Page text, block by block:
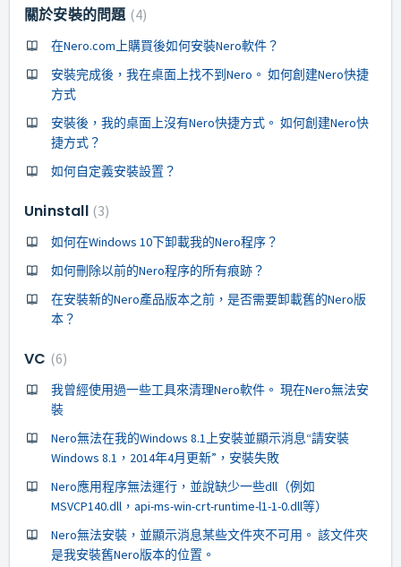
關於安裝的問題 4
在Nero.com上購買後如何安裝Nero軟件？
安裝完成後，我在桌面上找不到Nero。 如何創建Nero快捷
方式
安裝後，我的桌面上沒有Nero快捷方式。 如何創建Nero快
捷方式？
如何自定義安裝設置？
Uninstall 3
如何在Windows 10下卸載我的Nero程序？
如何刪除以前的Nero程序的所有痕跡？
在安裝新的Nero產品版本之前，是否需要卸載舊的Nero版
本？
VC 6
我曾經使用過一些工具來清理Nero軟件。 現在Nero無法安
裝
Nero無法在我的Windows 8.1上安裝並顯示消息“請安裝
Windows 8.1，2014年4月更新”，安裝失敗
Nero應用程序無法運行，並說缺少一些dll（例如
MSVCP140.dll，api-ms-win-crt-runtime-l1-1-0.dll等）
Nero無法安裝，並顯示消息某些文件夾不可用。 該文件夾
是我安裝舊Nero版本的位置。